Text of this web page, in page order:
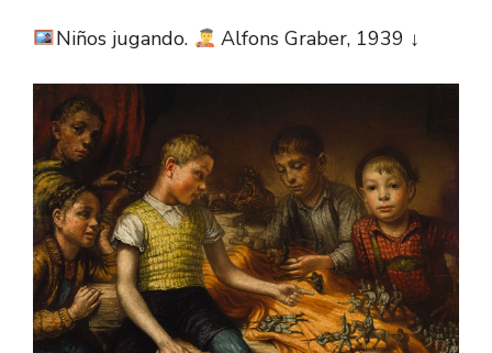
Niños jugando. Alfons Graber, 1939 ↓